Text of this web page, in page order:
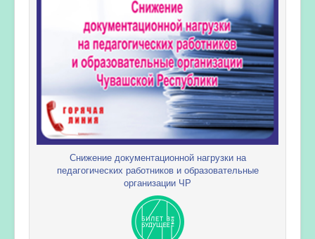
Снижение документационной нагрузки на
педагогических работников и образовательные
организации ЧР